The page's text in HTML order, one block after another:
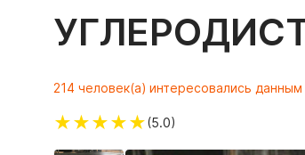
214 человек(а) интересовались
★★★★★(5.0)